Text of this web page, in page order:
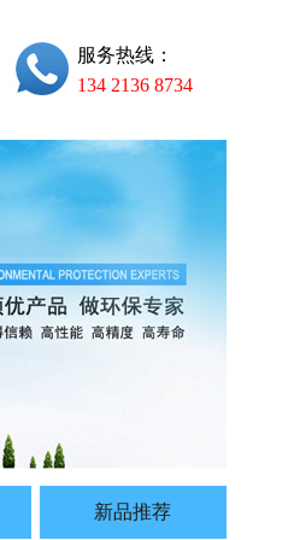
服务热线：
134 2136 8734
新品推荐